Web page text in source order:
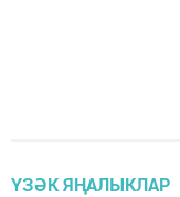
ҮЗӘК ЯҢАЛЫКЛАР